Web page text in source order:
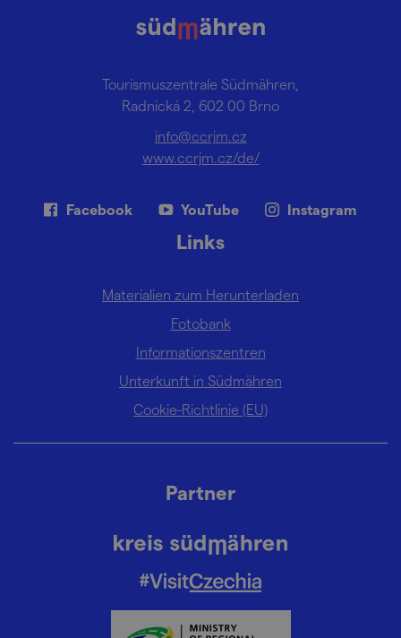
Tourismuszentrale Südmähren,
Radnická 2, 602 00 Brno
info@ccrjm.cz
www.ccrjm.cz/de/
Facebook YouTube Instagram
Links
Materialien zum Herunterladen
Fotobank
Informationszentren
Unterkunft in Südmähren
Cookie-Richtlinie (EU)
Partner